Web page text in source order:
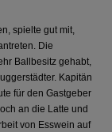
spielte gut mit,
Die
Ballbesitz gehabt,
Kapitän
für den Gastgeber
an die Latte und
von Esswein auf